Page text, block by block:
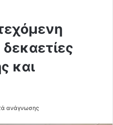
και
ανάγνωσης